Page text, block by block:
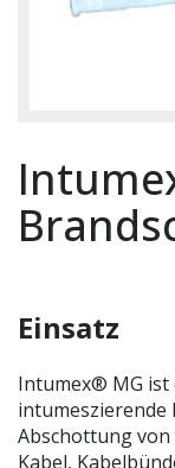
Einsatz
Intumex® MG
intumeszierende
Abschottung
Kabel,